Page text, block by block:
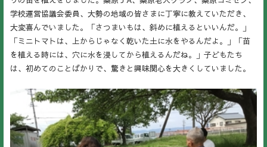
学校運営協議会委員、大勢の地域の皆さまに丁寧に教えていただき、
大変喜んでいました。「さつまいもは、斜めに植えるといいんだ。」
「ミニトマトは、上からじゃなく乾いた土に水をやるんだよ。」「苗
を植える時には、穴に水を浸してから植えるんだね。」子どもたち
は、初めてのことばかりで、驚きと興味関心を大きくしていました。